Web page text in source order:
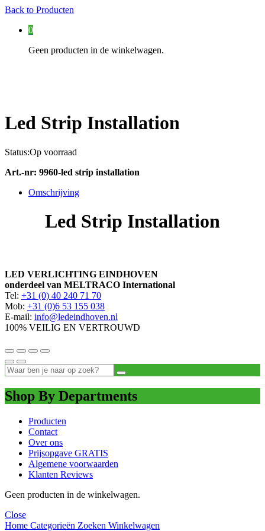
Back to Producten
0
Geen producten in de winkelwagen.
Led Strip Installation
Status:Op voorraad
Art.-nr: 9960-led strip installation
Omschrijving
Led Strip Installation
LED VERLICHTING EINDHOVEN
onderdeel van MELTRACO International
Tel: +31 (0) 40 240 71 70
Mob: +31 (0)6 53 155 038
E-mail: info@ledeindhoven.nl
100% VEILIG EN VERTROUWD
Shop By Departments
Producten
Contact
Over ons
Prijsopgave GRATIS
Algemene voorwaarden
Klanten Reviews
Geen producten in de winkelwagen.
Close
Home Categorieën Zoeken Winkelwagen